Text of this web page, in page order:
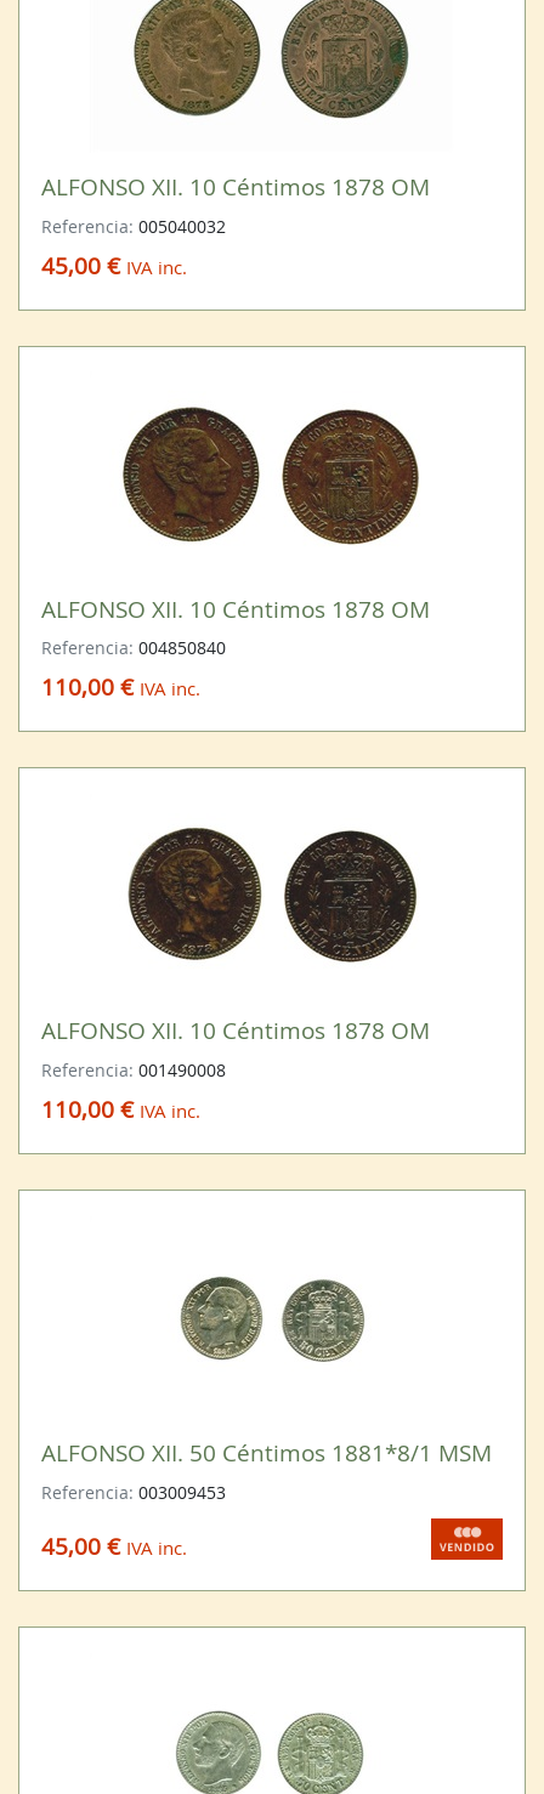
ALFONSO XII. 10 Céntimos 1878 OM
Referencia: 005040032
45,00 € IVA inc.
ALFONSO XII. 10 Céntimos 1878 OM
Referencia: 004850840
110,00 € IVA inc.
ALFONSO XII. 10 Céntimos 1878 OM
Referencia: 001490008
110,00 € IVA inc.
ALFONSO XII. 50 Céntimos 1881*8/1 MSM
Referencia: 003009453
45,00 € IVA inc.